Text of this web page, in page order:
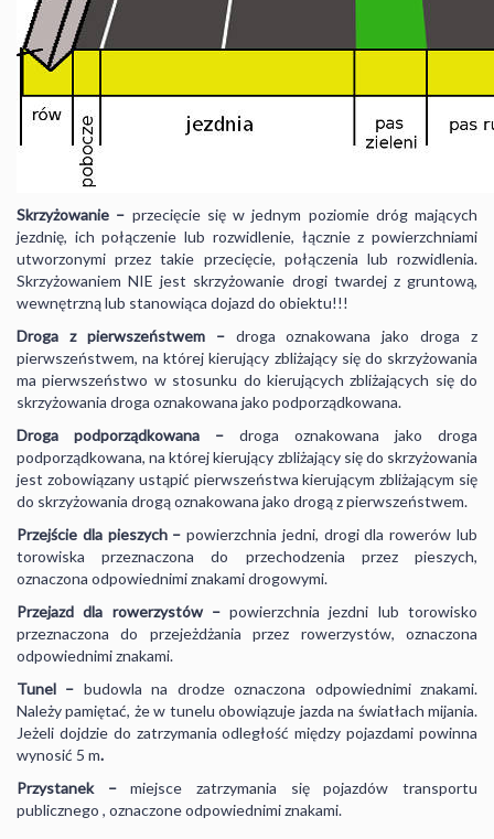
Skrzyżowanie – przecięcie się w jednym poziomie dróg mających
jezdnię, ich połączenie lub rozwidlenie, łącznie z powierzchniami
utworzonymi przez takie przecięcie, połączenia lub rozwidlenia.
Skrzyżowaniem NIE jest skrzyżowanie drogi twardej z gruntową,
wewnętrzną lub stanowiąca dojazd do obiektu!!!
Droga z pierwszeństwem – droga oznakowana jako droga z
pierwszeństwem, na której kierujący zbliżający się do skrzyżowania
ma pierwszeństwo w stosunku do kierujących zbliżających się do
skrzyżowania droga oznakowana jako podporządkowana.
Droga podporządkowana – droga oznakowana jako droga
podporządkowana, na której kierujący zbliżający się do skrzyżowania
jest zobowiązany ustąpić pierwszeństwa kierującym zbliżającym się
do skrzyżowania drogą oznakowana jako drogą z pierwszeństwem.
Przejście dla pieszych –powierzchnia jedni, drogi dla rowerów lub
torowiska przeznaczona do przechodzenia przez pieszych,
oznaczona odpowiednimi znakami drogowymi.
Przejazd dla rowerzystów –powierzchnia jezdni lub torowisko
przeznaczona do przejeżdżania przez rowerzystów, oznaczona
odpowiednimi znakami.
Tunel – budowla na drodze oznaczona odpowiednimi znakami.
Należy pamiętać, że w tunelu obowiązuje jazda na światłach mijania.
Jeżeli dojdzie do zatrzymania odległość między pojazdami powinna
wynosić 5 m.
Przystanek –miejsce zatrzymania się pojazdów transportu
publicznego , oznaczone odpowiednimi znakami.